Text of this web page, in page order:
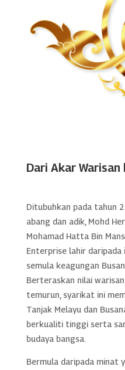
Dari Akar
Ditubuhkan pada tahun
abang dan adik, Mohd
Mohamad Hatta Bin
Enterprise lahir
semula keagungan
Berteraskan nilai
temurun, syarikat ini
Tanjak Melayu dan
berkualiti tinggi serta
budaya bangsa.
Bermula daripada minat